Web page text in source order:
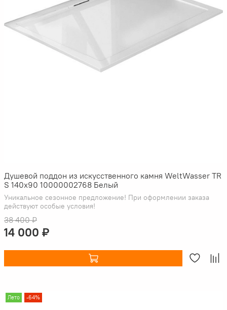
Душевой поддон из искусственного камня WeltWasser TR
S 140x90 10000002768 Белый
Уникальное сезонное предложение! При оформлении заказа
действуют особые условия!
38 400 ₽
14 000 ₽
Лето -64%